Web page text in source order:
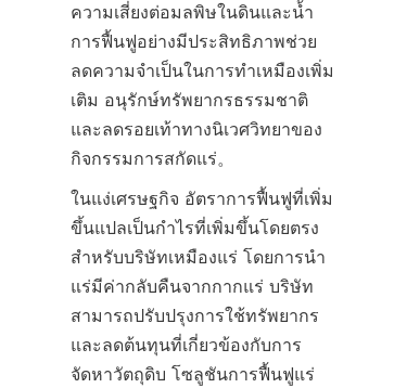
ความเสี่ยงต่อมลพิษในดินและน้ำ
การฟื้นฟูอย่างมีประสิทธิภาพช่วย
ลดความจำเป็นในการทำเหมืองเพิ่ม
เติม อนุรักษ์ทรัพยากรธรรมชาติ
และลดรอยเท้าทางนิเวศวิทยาของ
ในแง่เศรษฐกิจ อัตราการฟื้นฟูที่เพิ่ม
ขึ้นแปลเป็นกำไรที่เพิ่มขึ้นโดยตรง
สำหรับบริษัทเหมืองแร่ โดยการนำ
แร่มีค่ากลับคืนจากกากแร่ บริษัท
สามารถปรับปรุงการใช้ทรัพยากร
และลดต้นทุนที่เกี่ยวข้องกับการ
จัดหาวัตถุดิบ โซลูชันการฟื้นฟูแร่